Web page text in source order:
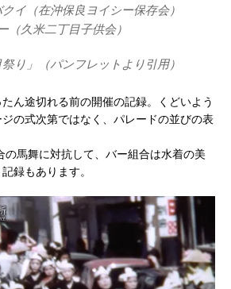
イ（在沖保良ヨイシー保存会）
（久米二丁目子供会）
祭り」（パンフレットより引用）
ん途切れる前の開催の記録。くどいよう
の式次第ではなく、パレードの並びの表
の馬舞に対抗して、バー組合は水着の美
録もあります。